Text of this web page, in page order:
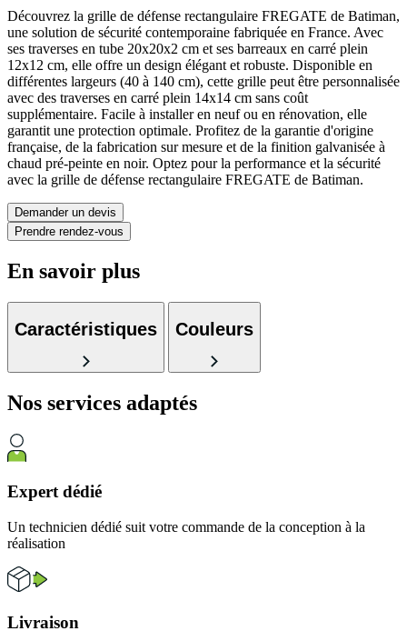
Découvrez la grille de défense rectangulaire FREGATE de Batiman,
une solution de sécurité contemporaine fabriquée en France. Avec
ses traverses en tube 20x20x2 cm et ses barreaux en carré plein
12x12 cm, elle offre un design élégant et robuste. Disponible en
différentes largeurs (40 à 140 cm), cette grille peut être personnalisée
avec des traverses en carré plein 14x14 cm sans coût
supplémentaire. Facile à installer en neuf ou en rénovation, elle
garantit une protection optimale. Profitez de la garantie d'origine
française, de la fabrication sur mesure et de la finition galvanisée à
chaud pré-peinte en noir. Optez pour la performance et la sécurité
avec la grille de défense rectangulaire FREGATE de Batiman.
Demander un devis
Prendre rendez-vous
En savoir plus
Caractéristiques Couleurs
Nos services adaptés
Expert dédié
Un technicien dédié suit votre commande de la conception à la
réalisation
Livraison